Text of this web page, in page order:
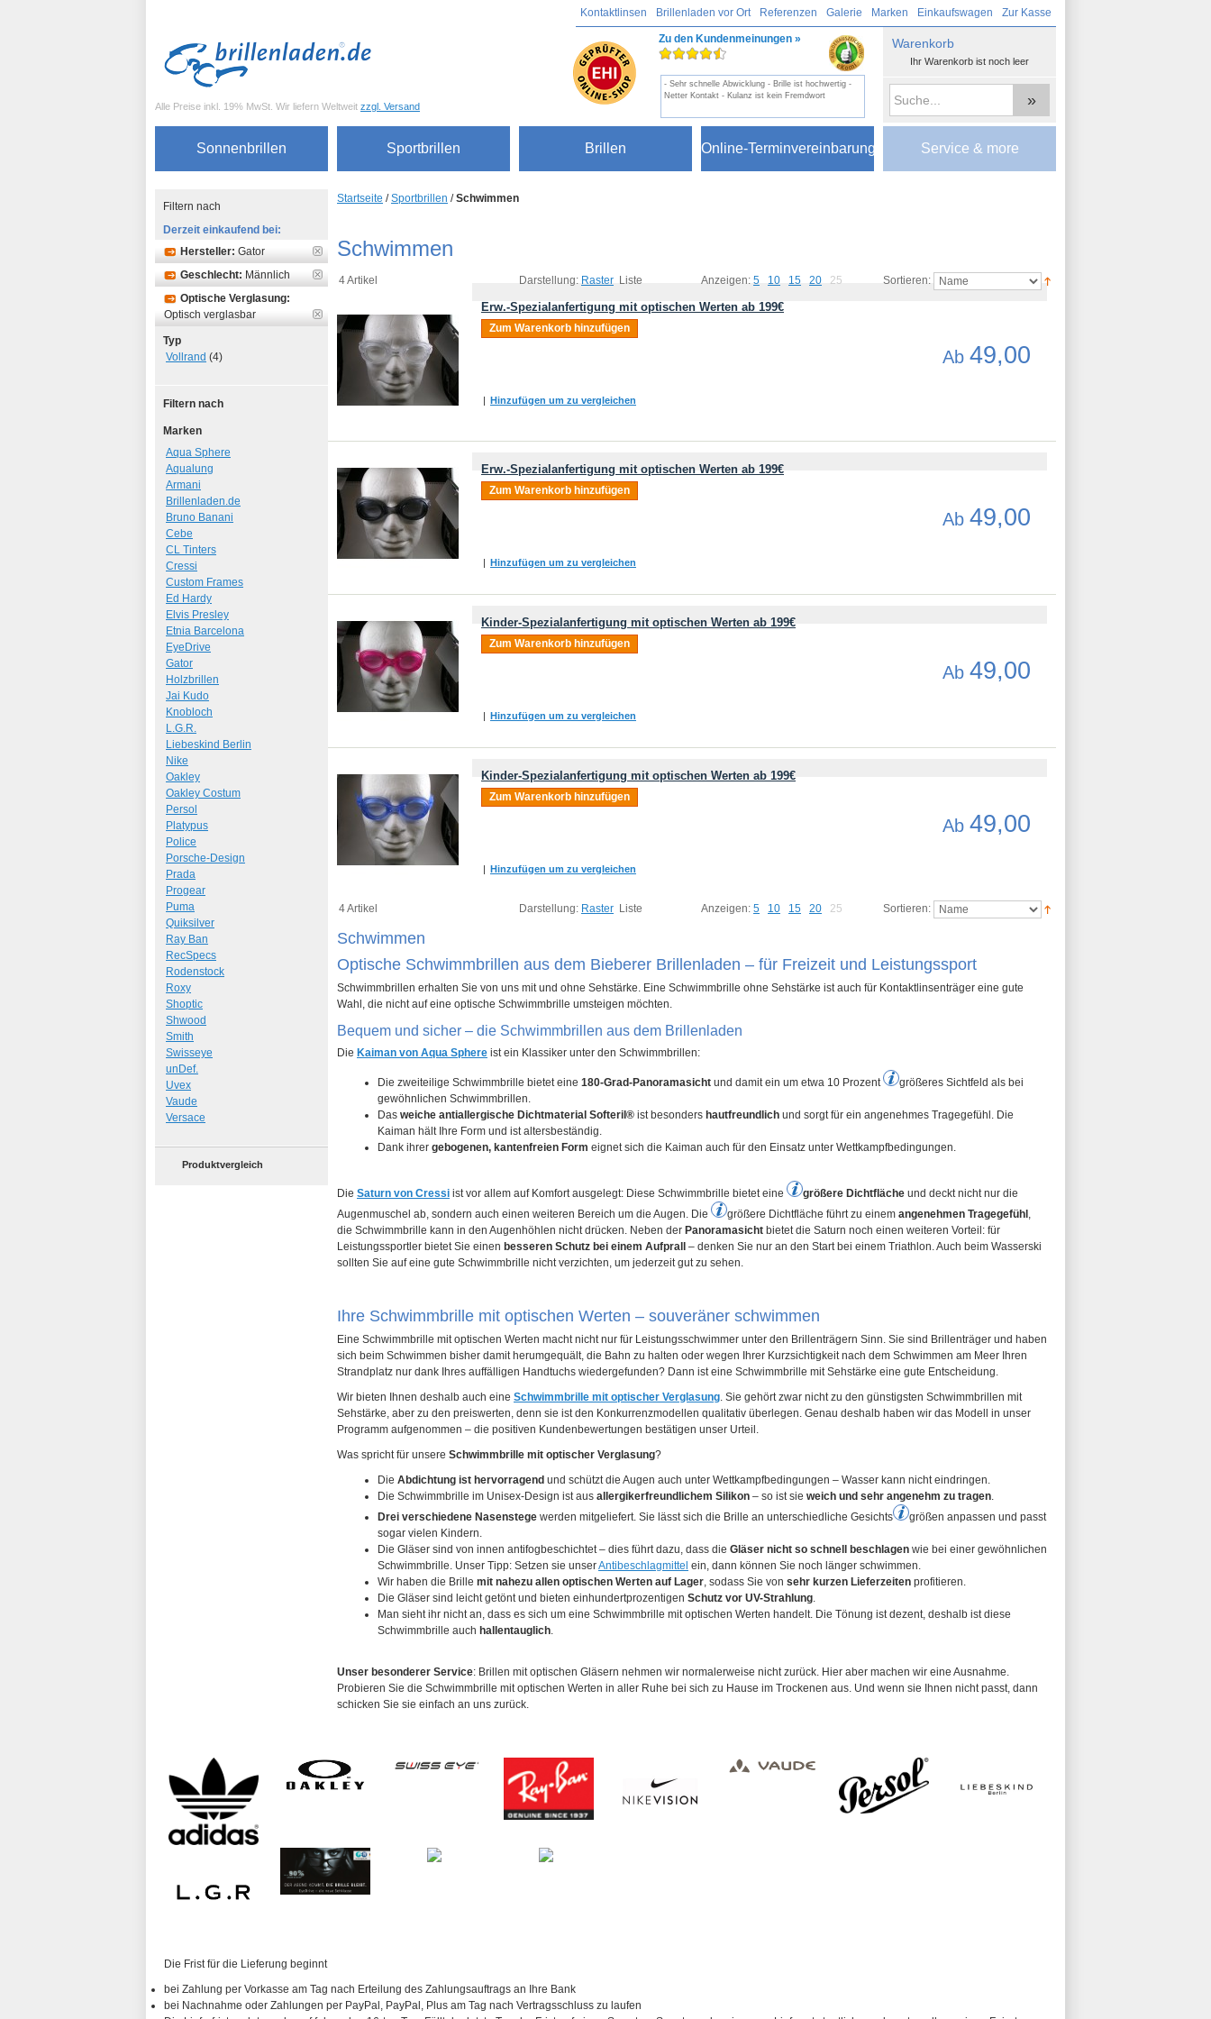
Kontaktlinsen Brillenladen vor Ort Referenzen Galerie Marken Einkaufswagen Zur Kasse
Zu den Kundenmeinungen »
- Sehr schnelle Abwicklung - Brille ist hochwertig -
Netter Kontakt - Kulanz ist kein Fremdwort
Alle Preise inkl. 19% MwSt. Wir liefern Weltweit zzgl. Versand »
Warenkorb
Ihr Warenkorb ist noch leer
Sonnenbrillen Sportbrillen Brillen Online-Terminvereinbarung Service & more
Startseite /Sportbrillen /Schwimmen
Schwimmen
4 Artikel Sortieren:
Anzeigen: 5 10 15 20 25
Darstellung: Raster Liste
Erw.-Spezialanfertigung mit optischen Werten ab 199€
Ab 49,00
Zum Warenkorb hinzufügen
| Hinzufügen um zu vergleichen
Erw.-Spezialanfertigung mit optischen Werten ab 199€
Ab 49,00
Zum Warenkorb hinzufügen
| Hinzufügen um zu vergleichen
Kinder-Spezialanfertigung mit optischen Werten ab 199€
Ab 49,00
Zum Warenkorb hinzufügen
| Hinzufügen um zu vergleichen
Kinder-Spezialanfertigung mit optischen Werten ab 199€
Ab 49,00
Zum Warenkorb hinzufügen
| Hinzufügen um zu vergleichen
4 Artikel Sortieren:
Anzeigen: 5 10 15 20 25
Darstellung: Raster Liste
Schwimmen
Optische Schwimmbrillen aus dem Bieberer Brillenladen – für Freizeit und Leistungssport
Schwimmbrillen erhalten Sie von uns mit und ohne Sehstärke. Eine Schwimmbrille ohne Sehstärke ist auch für Kontaktlinsenträger eine gute
Wahl, die nicht auf eine optische Schwimmbrille umsteigen möchten.
Bequem und sicher – die Schwimmbrillen aus dem Brillenladen
Die Kaiman von Aqua Sphere ist ein Klassiker unter den Schwimmbrillen:
Die zweiteilige Schwimmbrille bietet eine 180-Grad-Panoramasicht und damit ein um etwa 10 Prozent größeres Sichtfeld als bei
gewöhnlichen Schwimmbrillen.
Das weiche antiallergische Dichtmaterial Softeril® ist besonders hautfreundlich und sorgt für ein angenehmes Tragegefühl. Die
Kaiman hält Ihre Form und ist altersbeständig.
Dank ihrer gebogenen, kantenfreien Form eignet sich die Kaiman auch für den Einsatz unter Wettkampfbedingungen.
Die Saturn von Cressi ist vor allem auf Komfort ausgelegt: Diese Schwimmbrille bietet eine größere Dichtfläche und deckt nicht nur die
Augenmuschel ab, sondern auch einen weiteren Bereich um die Augen. Die
größere Dichtfläche führt zu einem angenehmen Tragegefühl ,
die Schwimmbrille kann in den Augenhöhlen nicht drücken. Neben der Panoramasicht bietet die Saturn noch einen weiteren Vorteil: für
Leistungssportler bietet Sie einen besseren Schutz bei einem Aufprall
– denken Sie nur an den Start bei einem Triathlon. Auch beim Wasserski
sollten Sie auf eine gute Schwimmbrille nicht verzichten, um jederzeit gut zu sehen.
Ihre Schwimmbrille mit optischen Werten – souveräner schwimmen
Eine Schwimmbrille mit optischen Werten macht nicht nur für Leistungsschwimmer unter den Brillenträgern Sinn. Sie sind Brillenträger und haben
sich beim Schwimmen bisher damit herumgequält, die Bahn zu halten oder wegen Ihrer Kurzsichtigkeit nach dem Schwimmen am Meer Ihren
Strandplatz nur dank Ihres auffälligen Handtuchs wiedergefunden? Dann ist eine Schwimmbrille mit Sehstärke eine gute Entscheidung.
Wir bieten Ihnen deshalb auch eine Schwimmbrille mit optischer Verglasung. Sie gehört zwar nicht zu den günstigsten Schwimmbrillen mit
Sehstärke, aber zu den preiswerten, denn sie ist den Konkurrenzmodellen qualitativ überlegen. Genau deshalb haben wir das Modell in unser
Programm aufgenommen – die positiven Kundenbewertungen bestätigen unser Urteil.
Was spricht für unsere Schwimmbrille mit optischer Verglasung?
Die Abdichtung ist hervorragend und schützt die Augen auch unter Wettkampfbedingungen – Wasser kann nicht eindringen.
Die Schwimmbrille im Unisex-Design ist aus allergikerfreundlichem Silikon – so ist sie weich und sehr angenehm zu tragen.
Drei verschiedene Nasenstege werden mitgeliefert. Sie lässt sich die Brille an unterschiedliche Gesichts größen anpassen und passt
sogar vielen Kindern.
Die Gläser sind von innen antifogbeschichtet – dies führt dazu, dass die Gläser nicht so schnell beschlagen wie bei einer gewöhnlichen
Schwimmbrille. Unser Tipp: Setzen sie unserAntibeschlagmittel ein, dann können Sie noch länger schwimmen.
Wir haben die Brille mit nahezu allen optischen Werten auf Lager, sodass Sie von sehr kurzen Lieferzeiten profitieren.
Die Gläser sind leicht getönt und bieten einhundertprozentigen Schutz vor UV-Strahlung.
Man sieht ihr nicht an, dass es sich um eine Schwimmbrille mit optischen Werten handelt. Die Tönung ist dezent, deshalb ist diese
Schwimmbrille auch hallentauglich.
Unser besonderer Service: Brillen mit optischen Gläsern nehmen wir normalerweise nicht zurück. Hier aber machen wir eine Ausnahme.
Probieren Sie die Schwimmbrille mit optischen Werten in aller Ruhe bei sich zu Hause im Trockenen aus. Und wenn sie Ihnen nicht passt, dann
schicken Sie sie einfach an uns zurück.
Filtern nach
Derzeit einkaufend bei:
Hersteller: Gator
Geschlecht: Männlich
Optische Verglasung:
Optisch verglasbar
Typ
Vollrand (4)
Filtern nach
Marken
Aqua Sphere
Aqualung
Armani
Brillenladen.de
Bruno Banani
Cebe
CL Tinters
Cressi
Custom Frames
Ed Hardy
Elvis Presley
Etnia Barcelona
EyeDrive
Gator
Holzbrillen
Jai Kudo
Knobloch
L.G.R.
Liebeskind Berlin
Nike
Oakley
Oakley Costum
Persol
Platypus
Police
Porsche-Design
Prada
Progear
Puma
Quiksilver
Ray Ban
RecSpecs
Rodenstock
Roxy
Shoptic
Shwood
Smith
Swisseye
unDef.
Uvex
Vaude
Versace
Produktvergleich
Die Frist für die Lieferung beginnt
bei Zahlung per Vorkasse am Tag nach Erteilung des Zahlungsauftrags an Ihre Bank
bei Nachnahme oder Zahlungen per PayPal, PayPal, Plus am Tag nach Vertragsschluss zu laufen